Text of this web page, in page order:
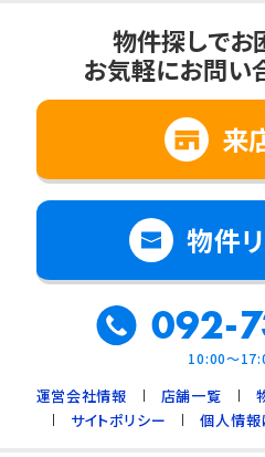
物件探しでお
お気軽にお問い
来
物件
092-
10:00～
運営会社情報 店舗一覧
サイトポリシー
個人情報